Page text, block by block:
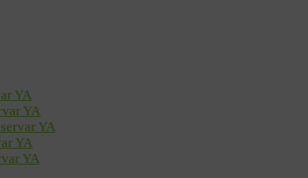
YA
YA
YA
YA
YA